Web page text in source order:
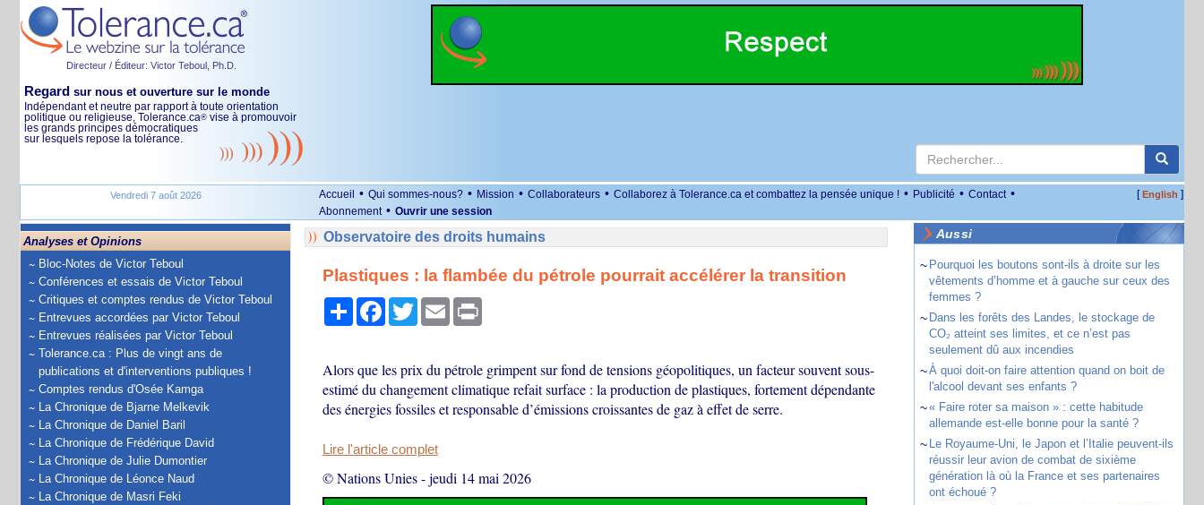
Directeur / Éditeur: Victor Teboul, Ph.D.
Regard sur nous et ouverture sur le monde
Indépendant et neutre par rapport à toute orientation
politique ou religieuse, Tolerance.ca® vise à promouvoir
les grands principes démocratiques
sur lesquels repose la tolérance.
Vendredi 7 août 2026 Accueil • Qui sommes-nous? • Mission • Collaborateurs • Collaborez à Tolerance.ca et combattez la pensée unique ! • Publicité • Contact •
Abonnement • Ouvrir une session
[English ]
Analyses et Opinions
Bloc-Notes de Victor Teboul
Conférences et essais de Victor Teboul
Critiques et comptes rendus de Victor Teboul
Entrevues accordées par Victor Teboul
Entrevues réalisées par Victor Teboul
Tolerance.ca : Plus de vingt ans de
publications et d'interventions publiques !
Comptes rendus d'Osée Kamga
La Chronique de Bjarne Melkevik
La Chronique de Daniel Baril
La Chronique de Frédérique David
La Chronique de Julie Dumontier
La Chronique de Léonce Naud
La Chronique de Masri Feki
Observatoire des droits humains
Plastiques : la flambée du pétrole pourrait accélérer la transition
PartagerFacebook
TwitterEmail Print
Alors que les prix du pétrole grimpent sur fond de tensions géopolitiques, un facteur souvent sous-
estimé du changement climatique refait surface : la production de plastiques, fortement dépendante
des énergies fossiles et responsable d’émissions croissantes de gaz à effet de serre.
Lire l'article complet
© Nations Unies-jeudi 14 mai 2026
Aussi
~ Pourquoi les boutons sont-ils à droite sur les
vêtements d’homme et à gauche sur ceux des
femmes ?
~ Dans les forêts des Landes, le stockage de
CO₂ atteint ses limites, et ce n’est pas
seulement dû aux incendies
~À quoi doit-on faire attention quand on boit de
l'alcool devant ses enfants ?
~« Faire roter sa maison » : cette habitude
allemande est-elle bonne pour la santé ?
~ Le Royaume-Uni, le Japon et l’Italie peuvent-ils
réussir leur avion de combat de sixième
génération là où la France et ses partenaires
ont échoué ?